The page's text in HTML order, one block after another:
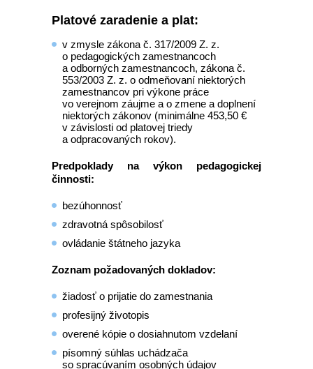
Platové zaradenie a plat:
v zmysle zákona č. 317/2009 Z. z.
o pedagogických zamestnancoch
a odborných zamestnancoch, zákona č.
553/2003 Z. z. o odmeňovaní niektorých
zamestnancov pri výkone práce
vo verejnom záujme a o zmene a doplnení
niektorých zákonov (minimálne 453,50 €
v závislosti od platovej triedy
a odpracovaných rokov).
Predpoklady na výkon pedagogickej
činnosti:
bezúhonnosť
zdravotná spôsobilosť
ovládanie štátneho jazyka
Zoznam požadovaných dokladov:
žiadosť o prijatie do zamestnania
profesijný životopis
overené kópie o dosiahnutom vzdelaní
písomný súhlas uchádzača
so spracúvaním osobných údajov